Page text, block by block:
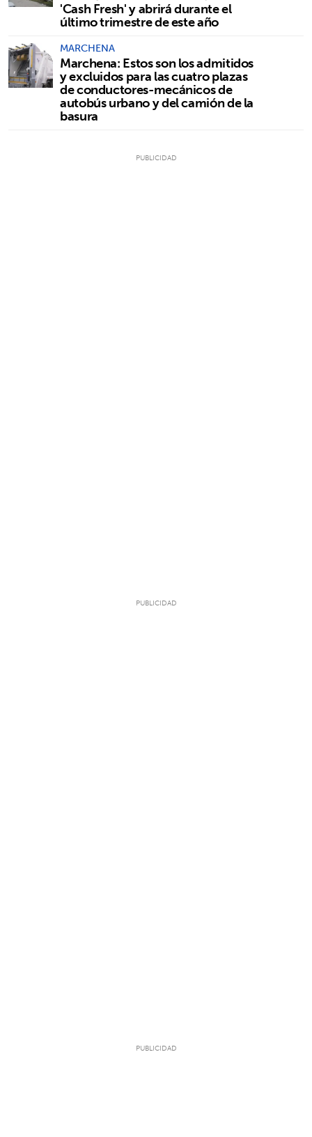
'Cash Fresh' y abrirá durante el
último trimestre de este año
MARCHENA
Marchena: Estos son los admitidos
y excluidos para las cuatro plazas
de conductores-mecánicos de
autobús urbano y del camión de la
basura